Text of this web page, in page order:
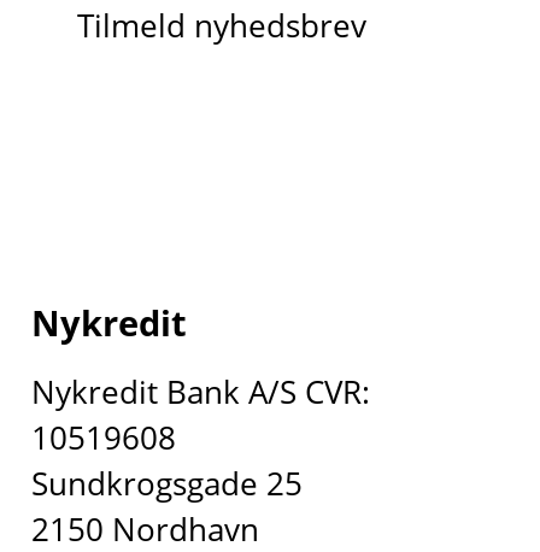
Tilmeld nyhedsbrev
Nykredit
Nykredit Bank A/S CVR:
10519608
Sundkrogsgade 25
2150 Nordhavn